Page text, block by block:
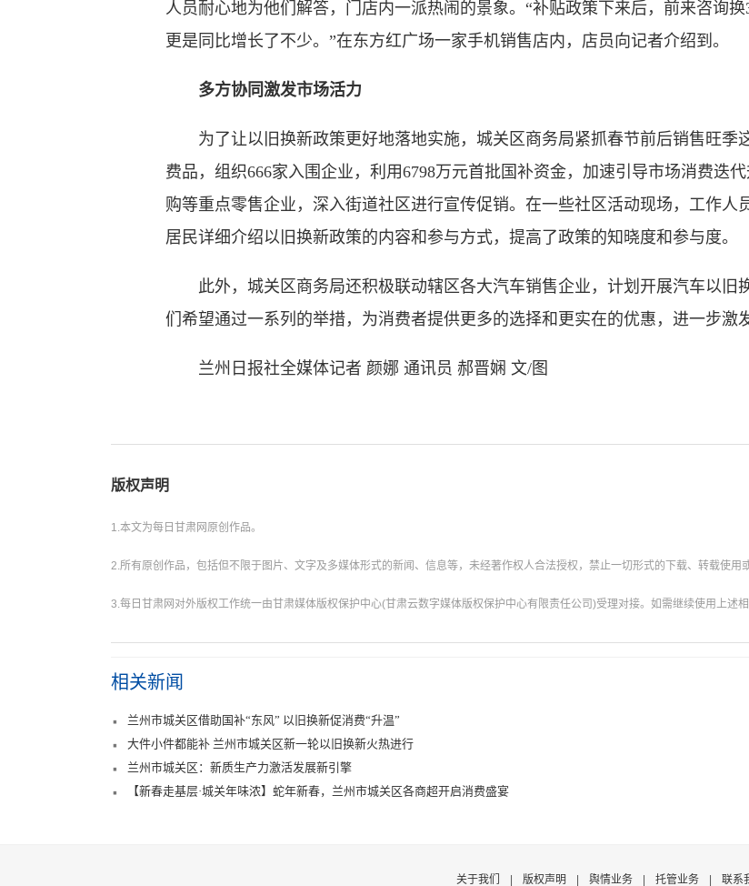
人员耐心地为他们解答，门店内一派热闹的景象。“补贴政策下来后，前来咨询
更是同比增长了不少。”在东方红广场一家手机销售店内，店员向记者介绍到。
多方协同激发市场活力
为了让以旧换新政策更好地落地实施，城关区商务局紧抓春节前后销售旺季
费品，组织666家入围企业，利用6798万元首批国补资金，加速引导市场消费迭
购等重点零售企业，深入街道社区进行宣传促销。在一些社区活动现场，工作人
居民详细介绍以旧换新政策的内容和参与方式，提高了政策的知晓度和参与度。
此外，城关区商务局还积极联动辖区各大汽车销售企业，计划开展汽车以旧
们希望通过一系列的举措，为消费者提供更多的选择和更实在的优惠，进一步激
兰州日报社全媒体记者 颜娜 通讯员 郝晋娴 文/图
版权声明
1.本文为每日甘肃网原创作品。
2.所有原创作品，包括但不限于图片、文字及多媒体形式的新闻、信息等，未经著作权人合法授权，禁止一切形式的下载、转载使用
3.每日甘肃网对外版权工作统一由甘肃媒体版权保护中心(甘肃云数字媒体版权保护中心有限责任公司)受理对接。如需继续使用上述
相关新闻
兰州市城关区借助国补“东风” 以旧换新促消费“升温”
大件小件都能补 兰州市城关区新一轮以旧换新火热进行
兰州市城关区：新质生产力激活发展新引擎
【新春走基层·城关年味浓】蛇年新春，兰州市城关区各商超开启消费盛宴
关于我们 | 版权声明 | 舆情业务 | 托管业务 | 联系